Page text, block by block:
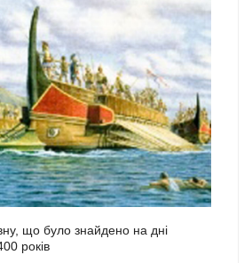
що було знайдено на дні
років